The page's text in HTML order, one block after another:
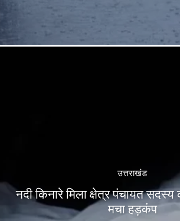
उत्तराखंड
नदी किनारे मिला क्षेत्र पंचायत
मचा हड़कंप